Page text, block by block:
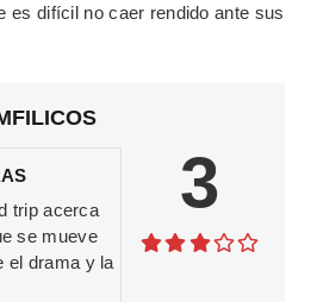
es difícil no caer rendido ante sus
trip acerca
se mueve
el drama y la
3